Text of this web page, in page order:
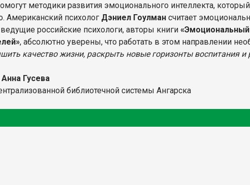
методики развития эмоционального интеллекта,
Американский психолог Дэниел Гоулмансчитает
российские психологи, авторы книги
, абсолютно уверены, что работать в этом направлении
качество жизни, раскрыть новые горизонты воспитания и
Анна Гусева
библиотечной системы Ангарска